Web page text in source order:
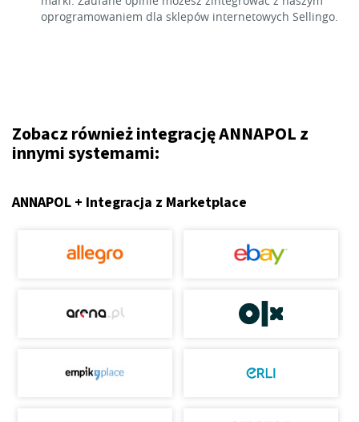
oprogramowaniem dla sklepów internetowych Sellingo.
Zobacz również integrację ANNAPOL z
innymi systemami:
ANNAPOL + Integracja z Marketplace